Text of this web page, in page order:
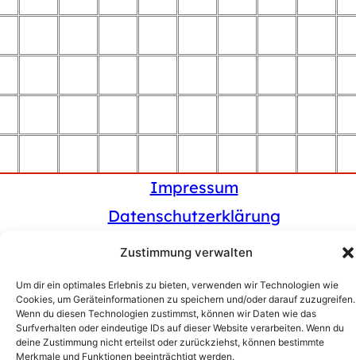
Zustimmung verwalten
Um dir ein optimales Erlebnis zu bieten, verwenden wir Technologien wie
Cookies, um Geräteinformationen zu speichern und/oder darauf zuzugreifen.
Wenn du diesen Technologien zustimmst, können wir Daten wie das
Surfverhalten oder eindeutige IDs auf dieser Website verarbeiten. Wenn du
deine Zustimmung nicht erteilst oder zurückziehst, können bestimmte
Merkmale und Funktionen beeinträchtigt werden.
Impressum
Datenschutzerklärung
Cookies-Richtlinien (EU)
© 2025 Fliesen-Kamil